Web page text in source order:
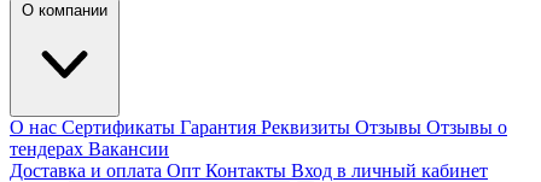
О компании
О нас Сертификаты Гарантия Реквизиты Отзывы Отзывы о
тендерах Вакансии
Доставка и оплата Опт Контакты Вход в личный кабинет